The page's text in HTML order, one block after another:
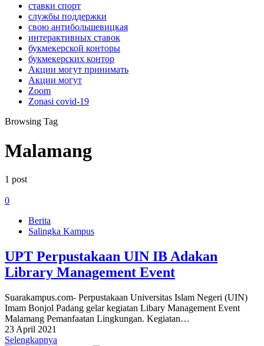
ставки спорт
службы поддержки
свою антибольшевицкая
интерактивных ставок
букмекерской конторы
букмекерских контор
Акции могут принимать
Акции могут
Zoom
Zonasi covid-19
Browsing Tag
Malamang
1 post
0
Berita
Salingka Kampus
UPT Perpustakaan UIN IB Adakan
Library Management Event
Suarakampus.com- Perpustakaan Universitas Islam Negeri (UIN)
Imam Bonjol Padang gelar kegiatan Libary Management Event
Malamang Pemanfaatan Lingkungan. Kegiatan…
23 April 2021
Selengkapnya